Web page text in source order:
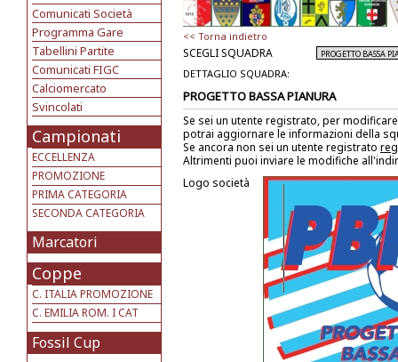
Comunicati Società
Programma Gare
Tabellini Partite
Comunicati FIGC
Calciomercato
Svincolati
Campionati
ECCELLENZA
PROMOZIONE
PRIMA CATEGORIA
SECONDA CATEGORIA
Marcatori
Coppe
C. ITALIA PROMOZIONE
C. EMILIA ROM. I CAT
Fossil Cup
<< Torna indietro
SCEGLI SQUADRA
DETTAGLIO SQUADRA:
PROGETTO BASSA PIANURA
Se sei un utente registrato, per
potrai aggiornare le informazioni della
Se ancora non sei un utente registrato
Altrimenti puoi inviare le modifiche
Logo società